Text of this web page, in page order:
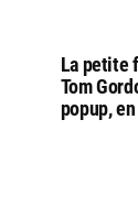
La petite
Tom
popup,